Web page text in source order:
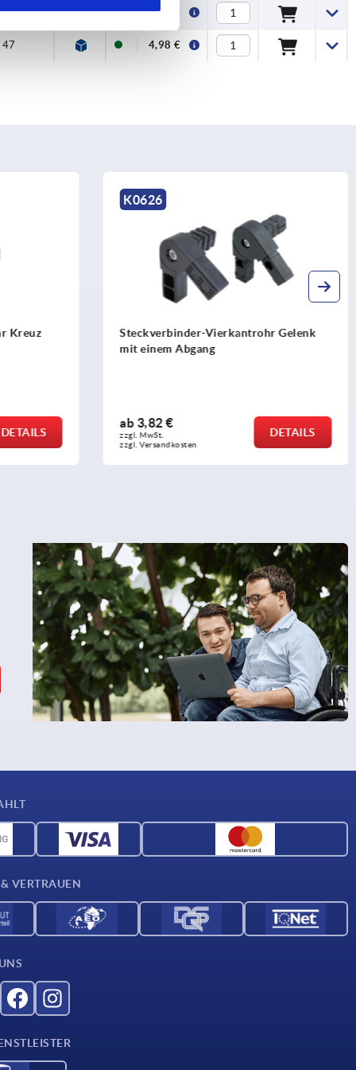
48 4,68 €
47 4,98 €
Gelenk
DETAILS
K0615
Steckverbinder-Vierkantrohr
Verbindungsstück
ab 1,55 €
zzgl. MwSt.
zzgl. Versandkosten
DETAILS
VERTRAUEN